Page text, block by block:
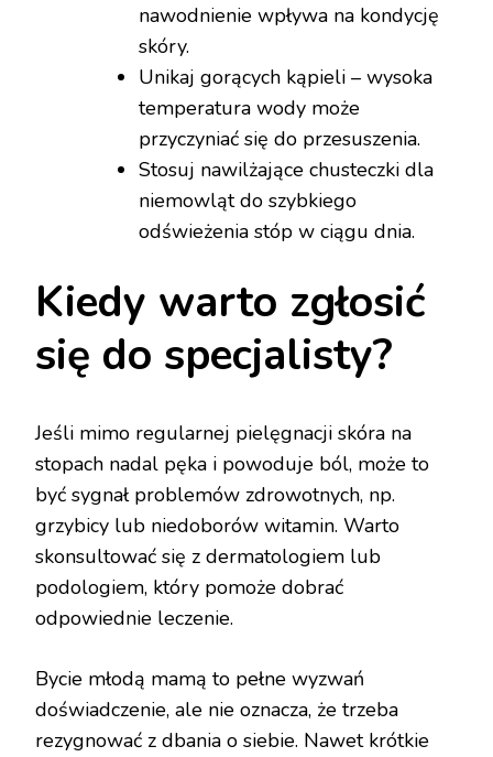
nawodnienie wpływa na kondycję
skóry.
Unikaj gorących kąpieli – wysoka
temperatura wody może
przyczyniać się do przesuszenia.
Stosuj nawilżające chusteczki dla
niemowląt do szybkiego
odświeżenia stóp w ciągu dnia.
Kiedy warto zgłosić
się do specjalisty?
Jeśli mimo regularnej pielęgnacji skóra na
stopach nadal pęka i powoduje ból, może to
być sygnał problemów zdrowotnych, np.
grzybicy lub niedoborów witamin. Warto
skonsultować się z dermatologiem lub
podologiem, który pomoże dobrać
odpowiednie leczenie.
Bycie młodą mamą to pełne wyzwań
doświadczenie, ale nie oznacza, że trzeba
rezygnować z dbania o siebie. Nawet krótkie